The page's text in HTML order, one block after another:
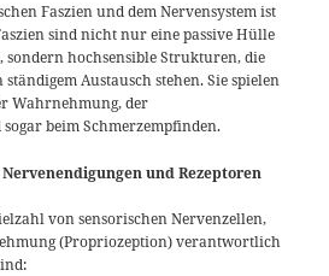
Faszien und dem Nervensystem ist
sind nicht nur eine passive Hülle
hochsensible Strukturen, die
Austausch stehen. Sie spielen
Wahrnehmung, der
beim Schmerzempfinden.
und Rezeptoren
von sensorischen Nervenzellen,
(Propriozeption) verantwortlich